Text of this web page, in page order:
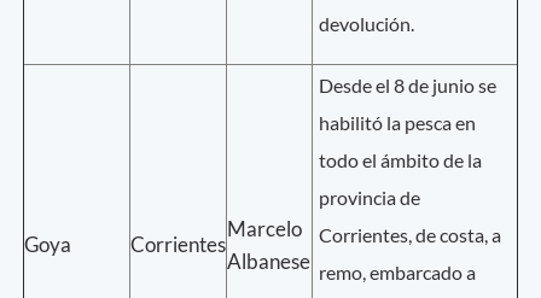
devolución.
Goya Corrientes
Marcelo
Albanese
Desde el 8 de junio se
habilitó la pesca en
todo el ámbito de la
provincia de
Corrientes, de costa, a
remo, embarcado a